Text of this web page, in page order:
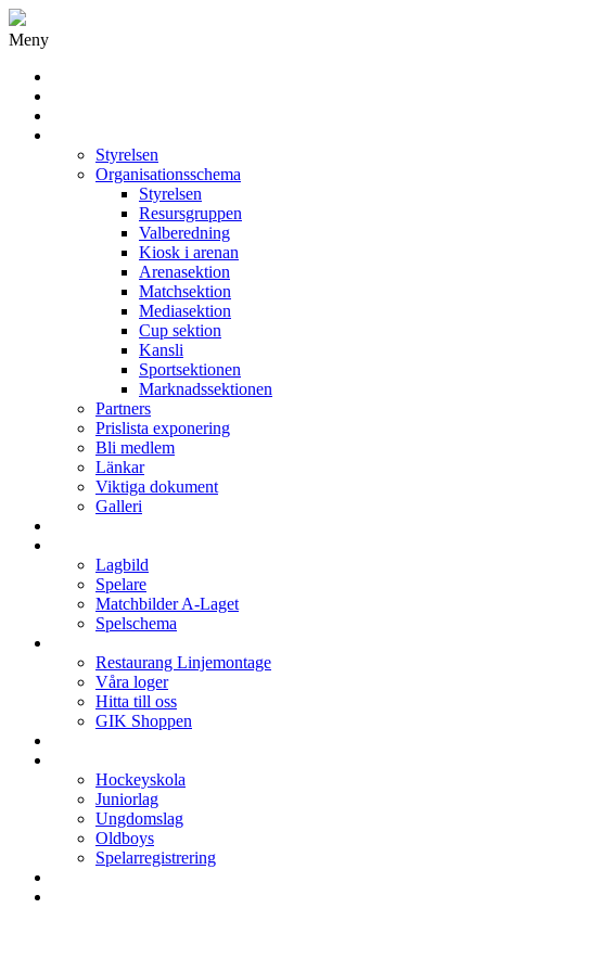
Meny
Styrelsen
Organisationsschema
Styrelsen
Resursgruppen
Valberedning
Kiosk i arenan
Arenasektion
Matchsektion
Mediasektion
Cup sektion
Kansli
Sportsektionen
Marknadssektionen
Partners
Prislista exponering
Bli medlem
Länkar
Viktiga dokument
Galleri
Lagbild
Spelare
Matchbilder A-Laget
Spelschema
Restaurang Linjemontage
Våra loger
Hitta till oss
GIK Shoppen
Hockeyskola
Juniorlag
Ungdomslag
Oldboys
Spelarregistrering